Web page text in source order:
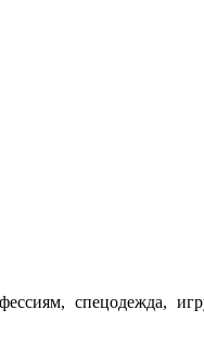
спецодежда,